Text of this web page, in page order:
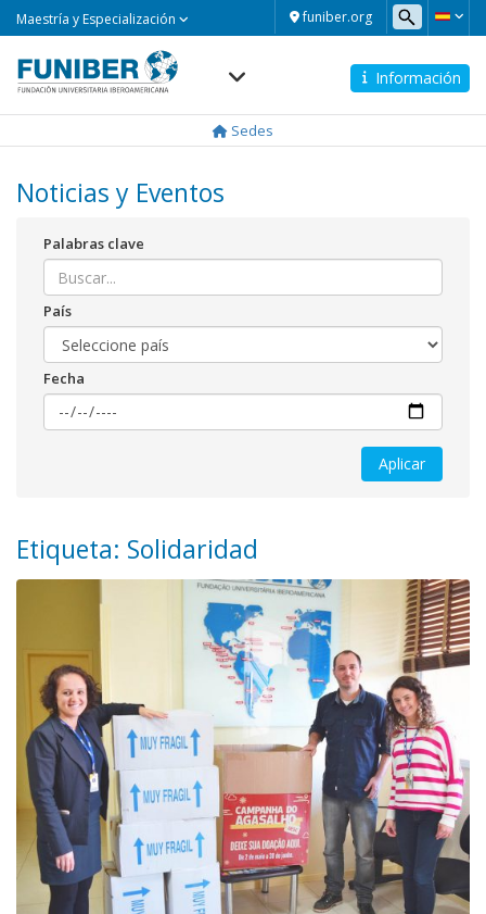
funiber.org
Maestría y Especialización
Información
Sedes
Noticias y Eventos
Palabras clave
País
Fecha
Etiqueta: Solidaridad